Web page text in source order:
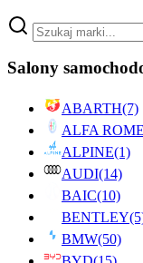
Salony
ABARTH(7)
ALFA
ALPINE(1)
AUDI(14)
BAIC(10)
BENTLEY
BMW(50)